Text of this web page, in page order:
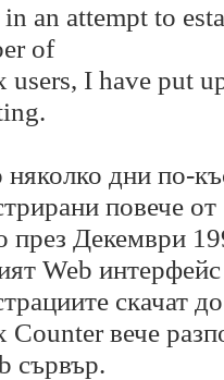
an attempt to
of
users, I have put
дни по-
повече
през Декември
Web
скачат
вече
сървър.